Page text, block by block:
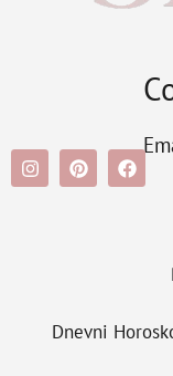
Dnevni